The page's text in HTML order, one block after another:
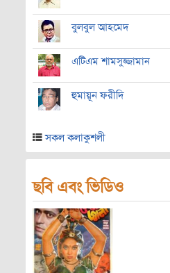
বুলবুল আহমেদ
এটিএম শামসুজ্জামান
হুমায়ূন ফরীদি
সকল কলাকুশলী
ছবি এবং ভিডিও